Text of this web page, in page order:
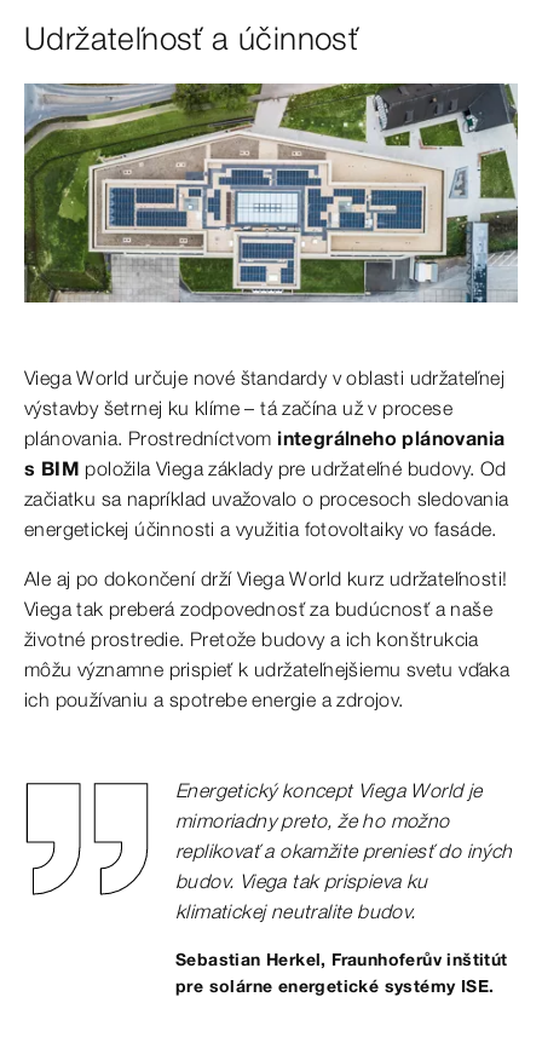
Udržateľnosť a účinnosť
Viega World určuje nové štandardy v oblasti udržateľnej
výstavby šetrnej ku klíme – tá začína už v procese
plánovania. Prostredníctvom integrálneho plánovania
s BIM položila Viega základy pre udržateľné budovy. Od
začiatku sa napríklad uvažovalo o procesoch sledovania
energetickej účinnosti a využitia fotovoltaiky vo fasáde.
Ale aj po dokončení drží Viega World kurz udržateľnosti!
Viega tak preberá zodpovednosť za budúcnosť a naše
životné prostredie. Pretože budovy a ich konštrukcia
môžu významne prispieť k udržateľnejšiemu svetu vďaka
ich používaniu a spotrebe energie a zdrojov.
Energetický koncept Viega World je
mimoriadny preto, že ho možno
replikovať a okamžite preniesť do iných
budov. Viega tak prispieva ku
klimatickej neutralite budov.
Sebastian Herkel, Fraunhoferův inštitút
pre solárne energetické systémy ISE.